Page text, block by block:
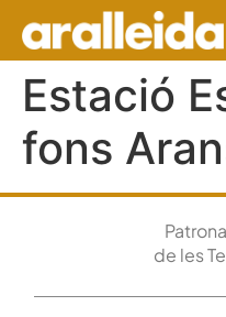
Estació
fons
de les